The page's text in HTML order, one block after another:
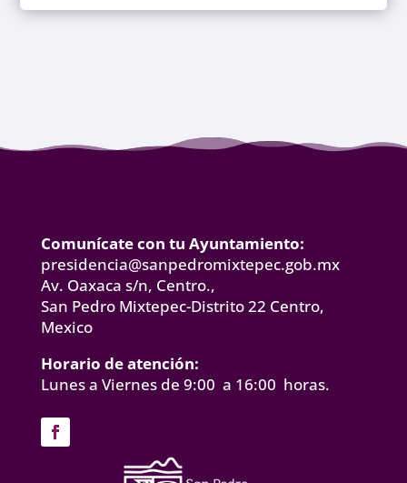
Comunícate con tu Ayuntamiento:
presidencia@sanpedromixtepec.gob.mx
Av. Oaxaca s/n, Centro.,
San Pedro Mixtepec-Distrito 22 Centro,
Mexico
Horario de atención:
Lunes a Viernes de 9:00 a 16:00 horas.